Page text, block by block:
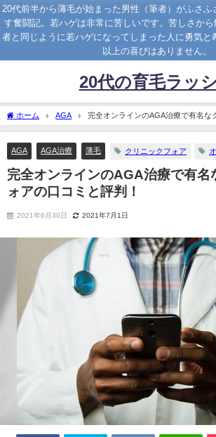
20代前半から薄毛が始まった男性（筆者）がふさふ
す奮闘記。若ハゲは非常に苦しいです。苦しさか
者と同じように若ハゲになってしまった人に勇気と
以上の喜びはありません。
20代の育毛ラッ
ホーム AGA
完全オンラインのAGA治療で有名な
と評判！
AGA AGA治療 薄毛 クリニックフォア
完全オンラインのAGA治療で有名
ォアの口コミと評判！
2021年6月30日 2021年7月1日